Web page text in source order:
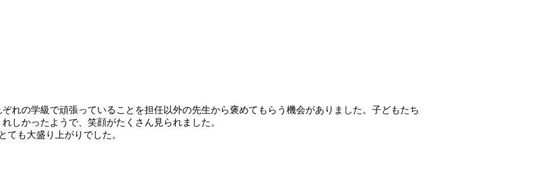
れの学級で頑張っていることを担任以外の先生から褒めてもらう機会がありました。子どもたち
しかったようで、笑顔がたくさん見られました。
も大盛り上がりでした。